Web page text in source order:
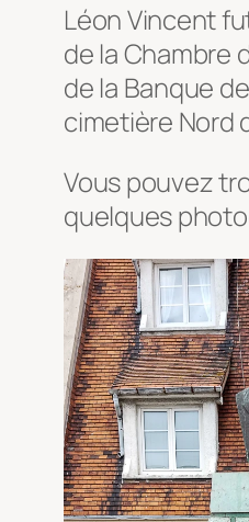
Léon Vincent
de la Chambre
de la Banque
cimetière Nord
Vous pouvez
quelques